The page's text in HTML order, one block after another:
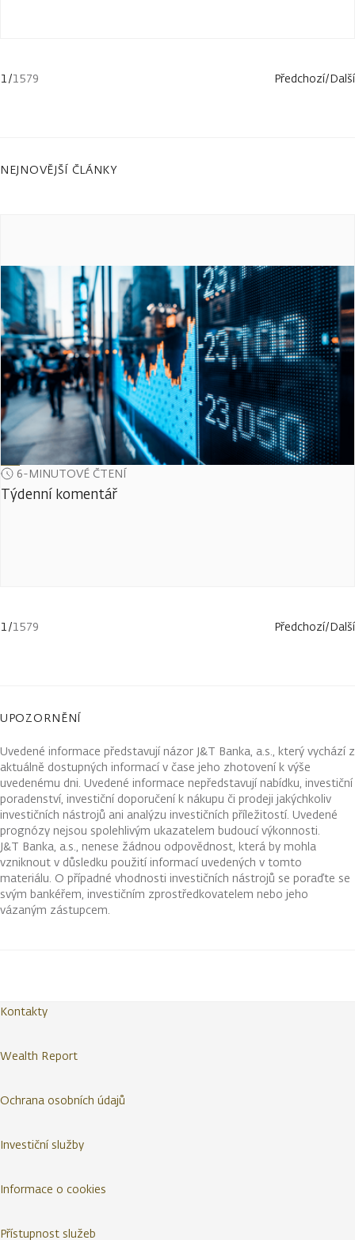
1/1579 Předchozí/Další
NEJNOVĚJŠÍ ČLÁNKY
6-MINUTOVÉ ČTENÍ
Týdenní komentář
1/1579 Předchozí/Další
UPOZORNĚNÍ
Uvedené informace představují názor J&T Banka, a.s., který vychází z
aktuálně dostupných informací v čase jeho zhotovení k výše
uvedenému dni. Uvedené informace nepředstavují nabídku, investiční
poradenství, investiční doporučení k nákupu či prodeji jakýchkoliv
investičních nástrojů ani analýzu investičních příležitostí. Uvedené
prognózy nejsou spolehlivým ukazatelem budoucí výkonnosti.
J&T Banka, a.s., nenese žádnou odpovědnost, která by mohla
vzniknout v důsledku použití informací uvedených v tomto
materiálu. O případné vhodnosti investičních nástrojů se poraďte se
svým bankéřem, investičním zprostředkovatelem nebo jeho
vázaným zástupcem.
Kontakty
Wealth Report
Ochrana osobních údajů
Investiční služby
Informace o cookies
Přístupnost služeb